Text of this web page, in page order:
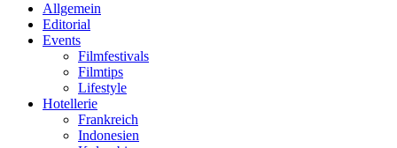
Allgemein
Editorial
Events
Filmfestivals
Filmtips
Lifestyle
Hotellerie
Frankreich
Indonesien